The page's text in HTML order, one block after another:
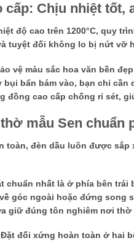
cấp: Chịu nhiệt tốt,
độ cao trên 1200°C, quy
tuyệt đối không lo bị nứt vỡ
vệ màu sắc hoa văn bền
bẩn bám vào, bạn chỉ
đồng cao cấp chống rỉ sét,
mẫu Sen chuẩn
toàn, đèn dầu luôn được
chuẩn nhất là ở phía bên trái
góc ngoài hoặc đứng
giữ đúng tôn nghiêm nơi thờ
Đặt đối xứng hoàn toàn ở hai